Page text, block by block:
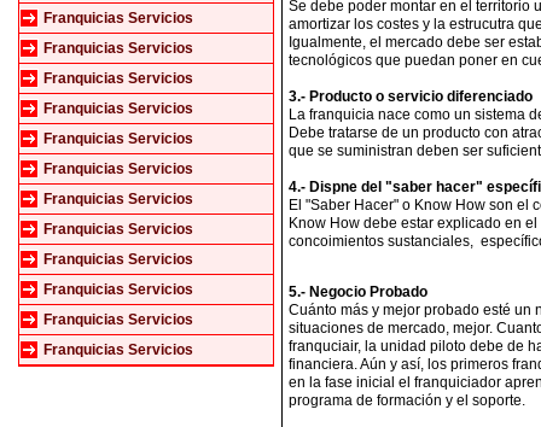
Franquicias Servicios
Franquicias Servicios
Franquicias Servicios
Franquicias Servicios
Franquicias Servicios
Franquicias Servicios
Franquicias Servicios
Franquicias Servicios
Franquicias Servicios
Franquicias Servicios
Franquicias Servicios
Franquicias Servicios
Se debe poder montar en el territorio
amortizar los costes y la estrucutra
Igualmente, el mercado debe ser
tecnológicos que puedan poner en
3.- Producto o servicio diferenciado
La franquicia nace como un sistema
Debe tratarse de un producto con
que se suministran deben ser
4.- Dispne del "saber hacer"
El "Saber Hacer" o Know How son el
Know How debe estar explicado en
concoimientos sustanciales,
5.- Negocio Probado
Cuánto más y mejor probado esté
situaciones de mercado, mejor.
franquciair, la unidad piloto debe de
financiera. Aún y así, los primeros
en la fase inicial el franquiciador
programa de formación y el soporte.